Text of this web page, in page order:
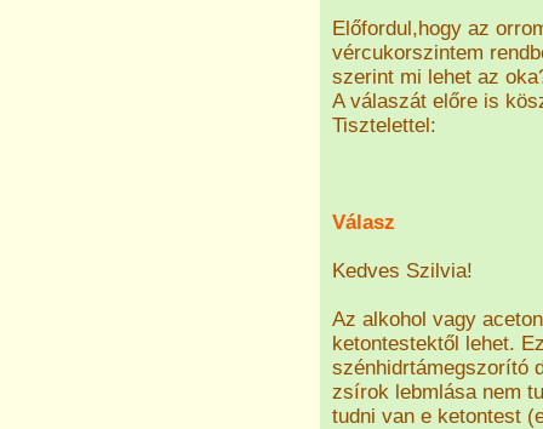
Előfordul,hogy az
vércukorszintem
szerint mi lehet az
A válaszát előre is
Tisztelettel:
Válasz
Kedves Szilvia!
Az alkohol vagy
ketontestektől lehet.
szénhidrtámegszorító
zsírok lebmlása nem
tudni van e ketontest